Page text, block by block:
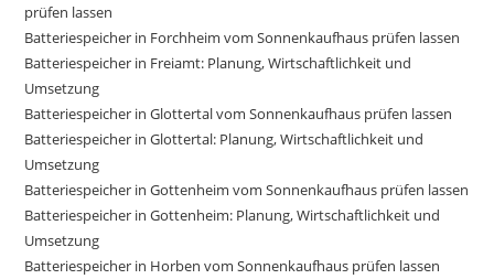
prüfen lassen
Batteriespeicher in Forchheim vom Sonnenkaufhaus prüfen lassen
Batteriespeicher in Freiamt: Planung, Wirtschaftlichkeit und
Umsetzung
Batteriespeicher in Glottertal vom Sonnenkaufhaus prüfen lassen
Batteriespeicher in Glottertal: Planung, Wirtschaftlichkeit und
Umsetzung
Batteriespeicher in Gottenheim vom Sonnenkaufhaus prüfen lassen
Batteriespeicher in Gottenheim: Planung, Wirtschaftlichkeit und
Umsetzung
Batteriespeicher in Horben vom Sonnenkaufhaus prüfen lassen